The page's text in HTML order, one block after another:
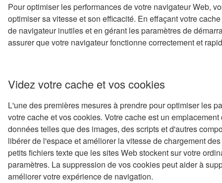
Pour optimiser les performances de votre navigateur Web,
optimiser sa vitesse et son efficacité. En effaçant votre
de navigateur inutiles et en gérant les paramètres de
assurer que votre navigateur fonctionne correctement et
Videz votre cache et vos cookies
L'une des premières mesures à prendre pour optimiser les
votre cache et vos cookies. Votre cache est un
données telles que des images, des scripts et d'autres
libérer de l'espace et améliorer la vitesse de chargement
petits fichiers texte que les sites Web stockent sur votre
paramètres. La suppression de vos cookies peut aider à
améliorer votre expérience de navigation.